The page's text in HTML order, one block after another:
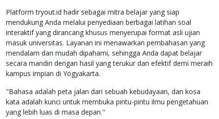
Platform tryout.id hadir sebagai mitra belajar yang siap
mendukung Anda melalui penyediaan berbagai latihan soal
interaktif yang dirancang khusus menyerupai format asli ujian
masuk universitas. Layanan ini menawarkan pembahasan yang
mendalam dan mudah dipahami, sehingga Anda dapat belajar
secara mandiri dengan hasil yang terukur dan efektif demi meraih
kampus impian di Yogyakarta.
"Bahasa adalah peta jalan dari sebuah kebudayaan, dan kosa
kata adalah kunci untuk membuka pintu-pintu ilmu pengetahuan
yang lebih luas di masa depan."